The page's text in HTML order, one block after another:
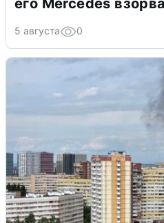
его Mercedes
5 августа 0